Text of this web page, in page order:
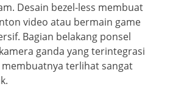
Desain bezel-less membuat
video atau bermain game
Bagian belakang ponsel
ganda yang terintegrasi
terlihat sangat